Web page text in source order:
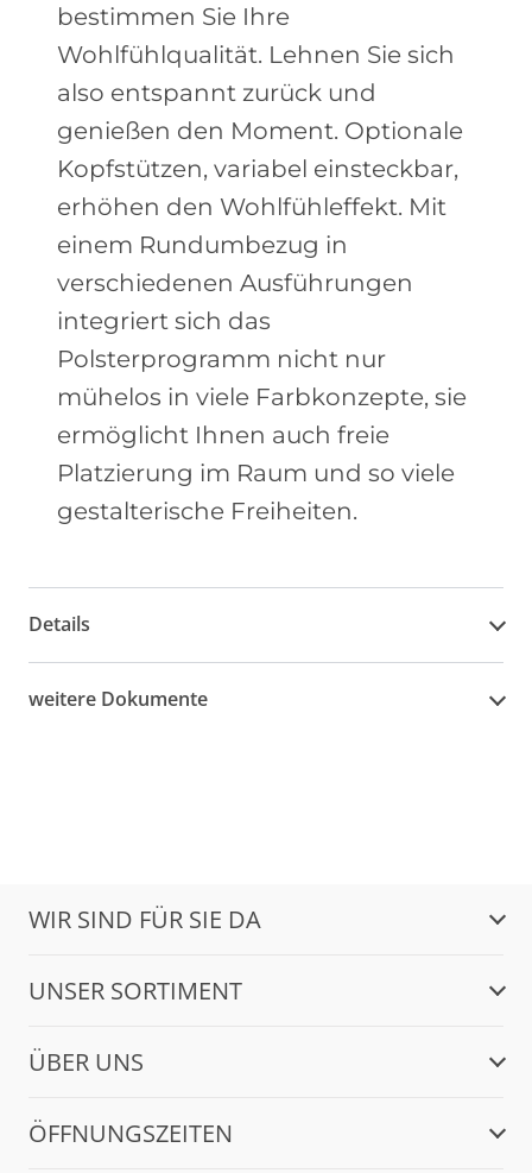
bestimmen Sie Ihre
Wohlfühlqualität. Lehnen Sie sich
also entspannt zurück und
genießen den Moment. Optionale
Kopfstützen, variabel einsteckbar,
erhöhen den Wohlfühleffekt. Mit
einem Rundumbezug in
verschiedenen Ausführungen
integriert sich das
Polsterprogramm nicht nur
mühelos in viele Farbkonzepte, sie
ermöglicht Ihnen auch freie
Platzierung im Raum und so viele
gestalterische Freiheiten.
Details
weitere Dokumente
WIR SIND FÜR SIE DA
UNSER SORTIMENT
ÜBER UNS
ÖFFNUNGSZEITEN